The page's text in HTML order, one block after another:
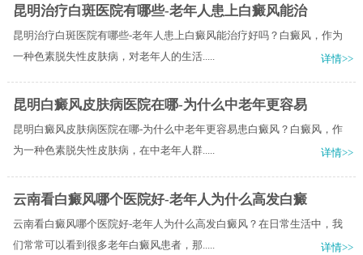
昆明治疗白斑医院有哪些-老年人患上白癜风能治
昆明治疗白斑医院有哪些-老年人患上白癜风能治疗好吗？白癜风，作为
一种色素脱失性皮肤病，对老年人的生活.....
详情>>
昆明白癜风皮肤病医院在哪-为什么中老年更容易
昆明白癜风皮肤病医院在哪-为什么中老年更容易患白癜风？白癜风，作
为一种色素脱失性皮肤病，在中老年人群.....
详情>>
云南看白癜风哪个医院好-老年人为什么高发白癜
云南看白癜风哪个医院好-老年人为什么高发白癜风？在日常生活中，我
们常常可以看到很多老年白癜风患者，那.....
详情>>